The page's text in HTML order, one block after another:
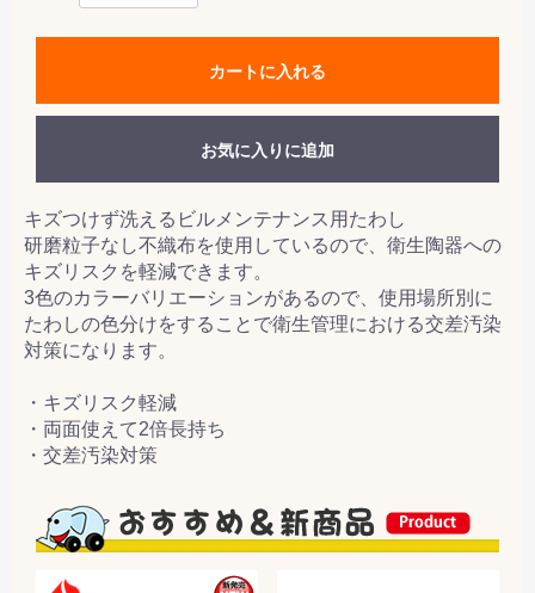
カートに入れる
お気に入りに追加
キズつけず洗えるビルメンテナンス用たわし
研磨粒子なし不織布を使用しているので、衛生陶器への
キズリスクを軽減できます。
3色のカラーバリエーションがあるので、使用場所別に
たわしの色分けをすることで衛生管理における交差汚染
対策になります。
・キズリスク軽減
・両面使えて2倍長持ち
・交差汚染対策